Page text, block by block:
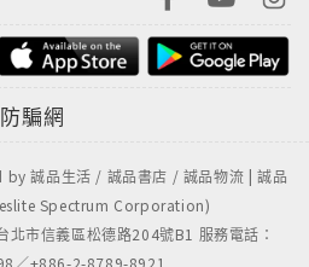
騙網
誠品生活 / 誠品書店 / 誠品物流 | 誠品
Spectrum Corporation)
市信義區松德路204號B1 服務電話：